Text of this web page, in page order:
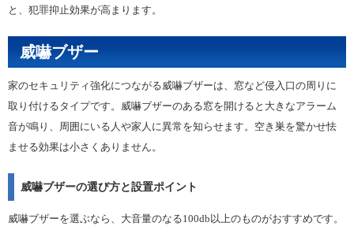
と、犯罪抑止効果が高まります。
威嚇ブザー
家のセキュリティ強化につながる威嚇ブザーは、窓など侵入口の周りに
取り付けるタイプです。威嚇ブザーのある窓を開けると大きなアラーム
音が鳴り、周囲にいる人や家人に異常を知らせます。空き巣を驚かせ怯
ませる効果は小さくありません。
威嚇ブザーの選び方と設置ポイント
威嚇ブザーを選ぶなら、大音量のなる100db以上のものがおすすめです。